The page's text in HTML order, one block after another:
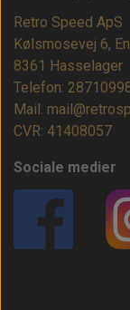
Retro Speed ApS
Kølsmosevej 6,
8361 Hasselager
Telefon:
Mail:
CVR: 41408057
Sociale medier